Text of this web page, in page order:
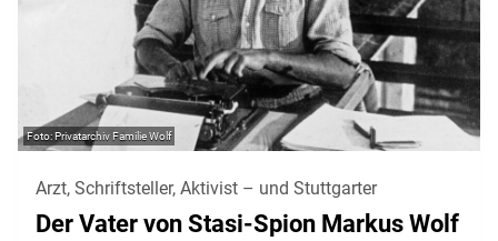
Privatarchiv Familie Wolf
Arzt, Schriftsteller, Aktivist – und Stuttgarter
Der Vater von Stasi-Spion Markus Wolf